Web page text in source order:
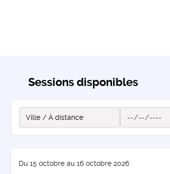
Sessions disponibles
Du 15 octobre au 16 octobre 2026